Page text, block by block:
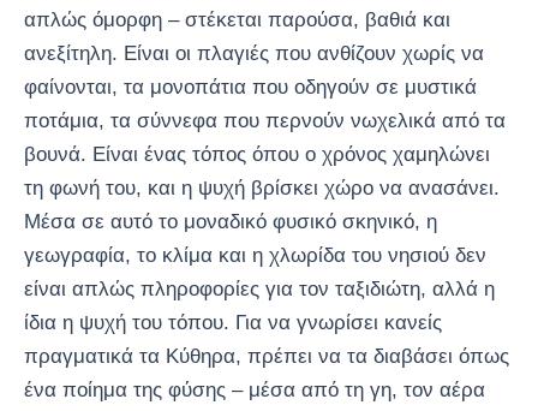
απλώς όμορφη – στέκεται παρούσα, βαθιά και
ανεξίτηλη. Είναι οι πλαγιές που ανθίζουν χωρίς να
φαίνονται, τα μονοπάτια που οδηγούν σε μυστικά
ποτάμια, τα σύννεφα που περνούν νωχελικά από τα
βουνά. Είναι ένας τόπος όπου ο χρόνος χαμηλώνει
τη φωνή του, και η ψυχή βρίσκει χώρο να ανασάνει.
Μέσα σε αυτό το μοναδικό φυσικό σκηνικό, η
γεωγραφία, το κλίμα και η χλωρίδα του νησιού δεν
είναι απλώς πληροφορίες για τον ταξιδιώτη, αλλά η
ίδια η ψυχή του τόπου. Για να γνωρίσει κανείς
πραγματικά τα Κύθηρα, πρέπει να τα διαβάσει όπως
ένα ποίημα της φύσης – μέσα από τη γη, τον αέρα